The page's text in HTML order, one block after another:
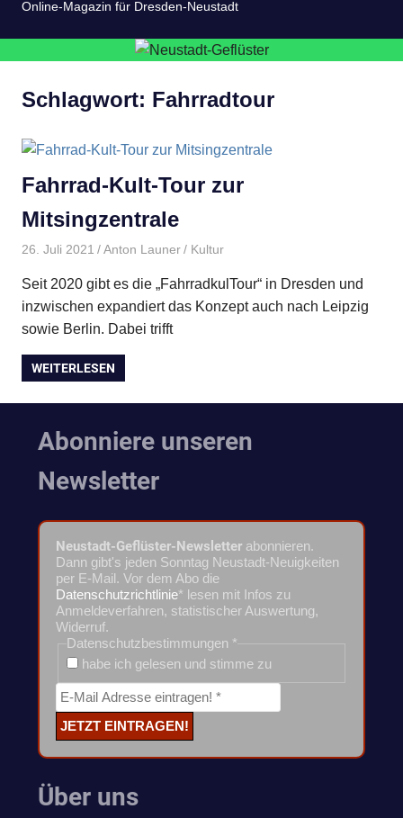
Online-Magazin für Dresden-Neustadt
Schlagwort: Fahrradtour
Fahrrad-Kult-Tour zur
Mitsingzentrale
26. Juli 2021 Anton Launer Kultur
Seit 2020 gibt es die „FahrradkulTour“ in Dresden und
inzwischen expandiert das Konzept auch nach Leipzig
sowie Berlin. Dabei trifft
WEITERLESEN
Abonniere unseren
Newsletter
Neustadt-Geflüster-Newsletter abonnieren.
Dann gibt's jeden Sonntag Neustadt-Neuigkeiten
per E-Mail. Vor dem Abo die
Datenschutzrichtlinie* lesen mit Infos zu
Anmeldeverfahren, statistischer Auswertung,
Widerruf.
Datenschutzbestimmungen *
habe ich gelesen und stimme zu
Über uns